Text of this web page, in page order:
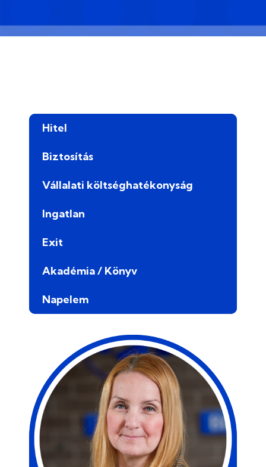
Hitel
Biztosítás
Vállalati költséghatékonyság
Ingatlan
Exit
Akadémia / Könyv
Napelem